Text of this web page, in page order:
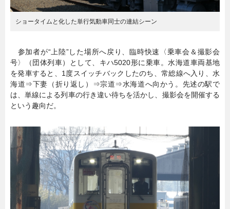
ショータイムと化した単行気動車同士の連結シーン
参加者が“上陸”した場所へ戻り、臨時快速〈乗車会＆撮影会
号〉（団体列車）として、キハ5020形に乗車。水海道車両基地
を発車すると、1度スイッチバックしたのち、常総線へ入り、水
海道⇒下妻（折り返し）⇒宗道⇒水海道へ向かう。先述の駅で
は、単線による列車の行き違い待ちを活かし、撮影会を開催する
という趣向だ。